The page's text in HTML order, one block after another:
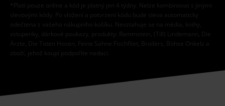
*Platí pouze online a kód je platný jen 4 týdny. Nelze kombinovat s jinými
slevovými kódy. Po vložení a potvrzení kódu bude sleva automaticky
odečtena z vašeho nákupního košíku. Nevztahuje se na média, knihy,
vstupenky, dárkové poukazy, produkty: Rammstein, (Till) Lindemann, Die
Ärzte, Die Toten Hosen, Feine Sahne Fischfilet, Broilers, Böhse Onkelz a
zboží, jehož koupí podpoříte nadaci.